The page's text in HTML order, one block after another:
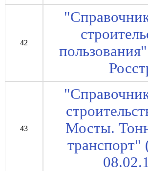
42
43
Мосты.